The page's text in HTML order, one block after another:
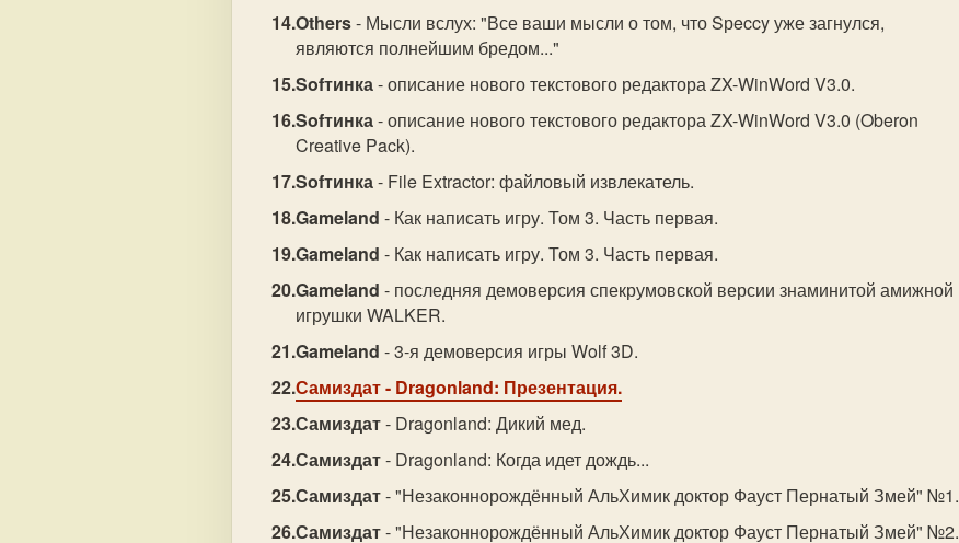
Others- Мысли вслух: "Все ваши мысли о том, что Sрeccy уже загнулся,
являются полнейшим бредом..."
Sofтинка- описание нового текстового редактора ZX-WinWord V3.0.
Sofтинка- описание нового текстового редактора ZX-WinWord V3.0 (Oberon
Creative Pack).
Sofтинка- File Extractor: файловый извлекатель.
Gameland - Как написать игру. Том 3. Часть первая.
Gameland - Как написать игру. Том 3. Часть первая.
Gameland - последняя демоверсия спекрумовской версии знаминитой амижной
игрушки WALKER.
Gameland - 3-я демоверсия игры Wolf 3D.
Самиздат- Dragonland: Презентация.
Самиздат- Dragonland: Дикий мед.
Самиздат- Dragonland: Когда идет дождь...
Самиздат- "Незаконнорождённый АльХимик доктор Фауст Пернатый Змей" №1.
Самиздат- "Незаконнорождённый АльХимик доктор Фауст Пернатый Змей" №2.